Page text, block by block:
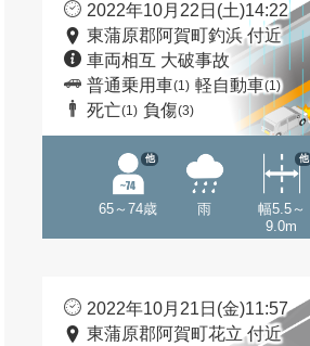
2022年10月22日(土)14:22
東蒲原郡阿賀町釣浜 付近
車両相互 大破事故
普通乗用車(1) 軽自動車(1)
死亡(1) 負傷(3)
65～74歳
他
雨
幅5.5～
9.0m
他
2022年10月21日(金)11:57
東蒲原郡阿賀町花立 付近